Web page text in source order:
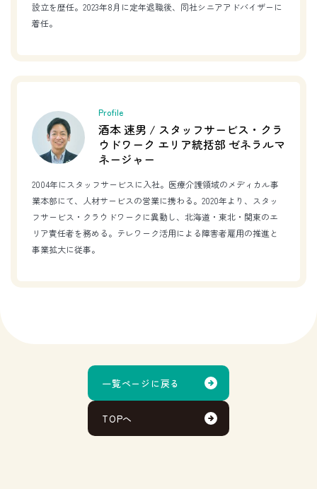
設立を歴任。2023年8月に定年退職後、同社シニアアドバイザーに
着任。
Profile
酒本 速男 / スタッフサービス・クラ
ウドワーク エリア統括部 ゼネラルマ
ネージャー
2004年にスタッフサービスに入社。医療介護領域のメディカル事
業本部にて、人材サービスの営業に携わる。2020年より、スタッ
フサービス・クラウドワークに異動し、北海道・東北・関東のエ
リア責任者を務める。テレワーク活用による障害者雇用の推進と
事業拡大に従事。
一覧ページに戻る
TOPへ